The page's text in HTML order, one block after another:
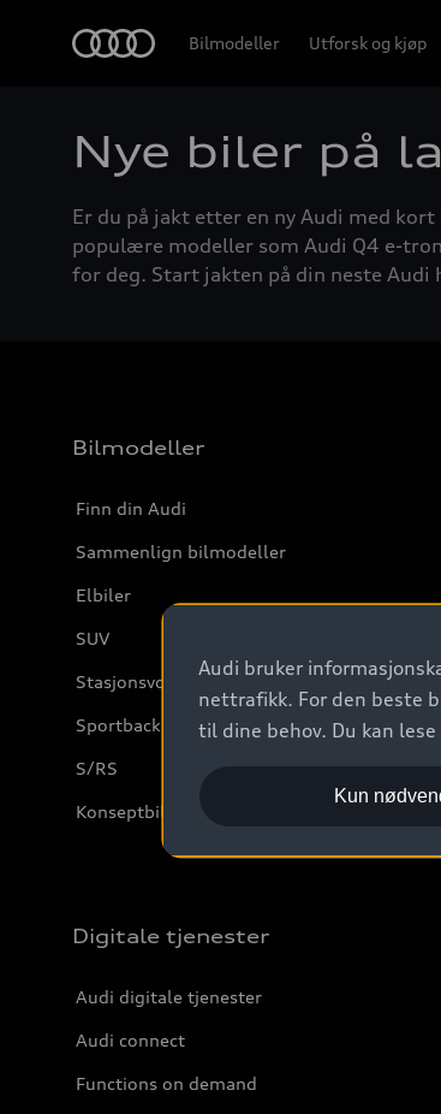
Bilmodeller Utforsk og kjøp
Nye biler på
Er du på jakt etter en ny Audi med
populære modeller som Audi Q4 e-
for deg. Start jakten på din neste Audi
Bilmodeller
Finn din Audi
Sammenlign bilmodeller
Elbiler
SUV
Stasjonsvogn
Sportback
S/RS
Konseptbiler og prototyper
Digitale tjenester
Audi digitale tjenester
Audi connect
Functions on demand
Audi bruker
nettrafikk. For den beste
til dine behov. Du kan
Kun